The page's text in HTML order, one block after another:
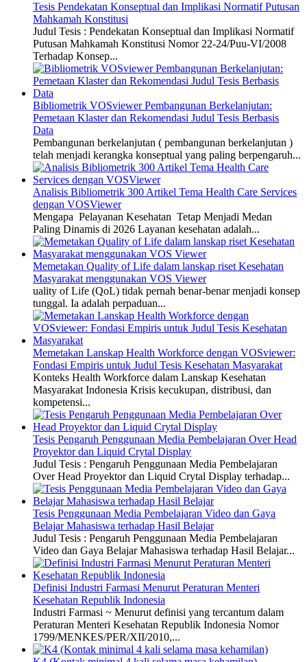
Tesis Pendekatan Konseptual dan Implikasi Normatif Putusan
Mahkamah Konstitusi
Judul Tesis : Pendekatan Konseptual dan Implikasi Normatif
Putusan Mahkamah Konstitusi Nomor 22-24/Puu-VI/2008
Terhadap Konsep...
Bibliometrik VOSviewer Pembangunan Berkelanjutan:
Pemetaan Klaster dan Rekomendasi Judul Tesis Berbasis
Data
Pembangunan berkelanjutan ( pembangunan berkelanjutan )
telah menjadi kerangka konseptual yang paling berpengaruh...
Analisis Bibliometrik 300 Artikel Tema Health Care Services
dengan VOSViewer
Mengapa Pelayanan Kesehatan Tetap Menjadi Medan
Paling Dinamis di 2026 Layanan kesehatan adalah...
Memetakan Quality of Life dalam lanskap riset Kesehatan
Masyarakat menggunakan VOS Viewer
uality of Life (QoL) tidak pernah benar-benar menjadi konsep
tunggal. Ia adalah perpaduan...
Memetakan Lanskap Health Workforce dengan VOSviewer:
Fondasi Empiris untuk Judul Tesis Kesehatan Masyarakat
Konteks Health Workforce dalam Lanskap Kesehatan
Masyarakat Indonesia Krisis kecukupan, distribusi, dan
kompetensi...
Tesis Pengaruh Penggunaan Media Pembelajaran Over Head
Proyektor dan Liquid Crytal Display
Judul Tesis : Pengaruh Penggunaan Media Pembelajaran
Over Head Proyektor dan Liquid Crytal Display terhadap...
Tesis Penggunaan Media Pembelajaran Video dan Gaya
Belajar Mahasiswa terhadap Hasil Belajar
Judul Tesis : Pengaruh Penggunaan Media Pembelajaran
Video dan Gaya Belajar Mahasiswa terhadap Hasil Belajar...
Definisi Industri Farmasi Menurut Peraturan Menteri
Kesehatan Republik Indonesia
Industri Farmasi ~ Menurut definisi yang tercantum dalam
Peraturan Menteri Kesehatan Republik Indonesia Nomor
1799/MENKES/PER/XII/2010,...